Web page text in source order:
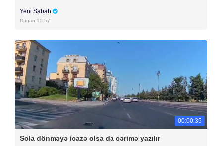
Yeni Sabah
Dünən 15:57
00:00:35
Sola dönməyə icazə olsa da cərimə yazılır